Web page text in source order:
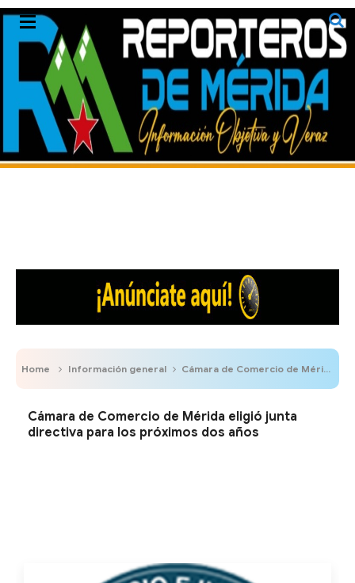
Home Información general Cámara de Comercio de Mérida eligió junta directiva para los próximos dos años
Cámara de Comercio de Mérida eligió junta
directiva para los próximos dos años